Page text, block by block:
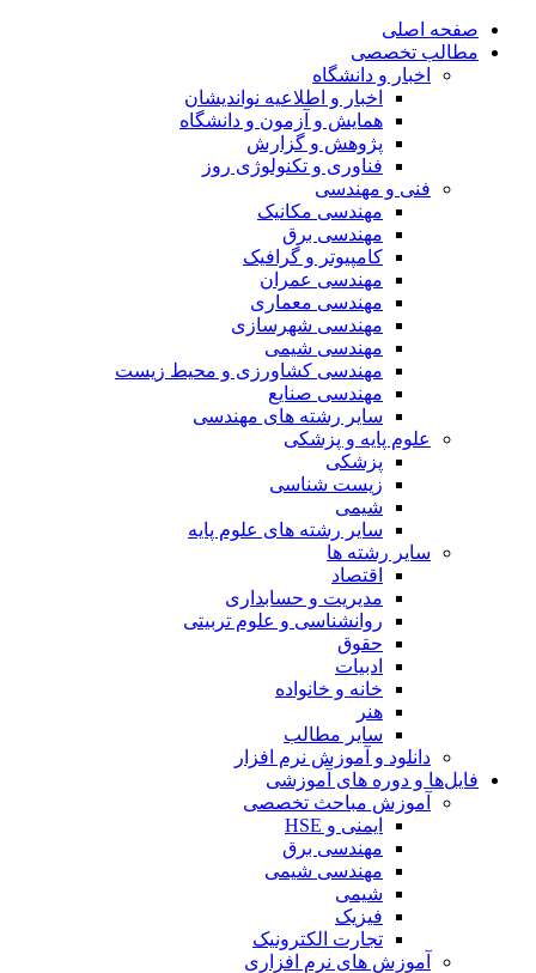
صفحه اصلی
مطالب تخصصی
اخبار و دانشگاه
اخبار و اطلاعیه نواندیشان
همایش و آزمون و دانشگاه
پژوهش و گزارش
فناوری و تکنولوژی روز
فنی و مهندسی
مهندسی مکانیک
مهندسی برق
کامپیوتر و گرافیک
مهندسی عمران
مهندسی معماری
مهندسی شهرسازی
مهندسی شیمی
مهندسی کشاورزی و محیط زیست
مهندسی صنایع
سایر رشته های مهندسی
علوم پایه و پزشکی
پزشکی
زیست شناسی
شیمی
سایر رشته های علوم پایه
سایر رشته ها
اقتصاد
مدیریت و حسابداری
روانشناسی و علوم تربیتی
حقوق
ادبیات
خانه و خانواده
هنر
سایر مطالب
دانلود و آموزش نرم افزار
فایل‌ها و دوره های آموزشی
آموزش مباحث تخصصی
ایمنی و HSE
مهندسی برق
مهندسی شیمی
شیمی
فیزیک
تجارت الکترونیک
آموزش های نرم افزاری